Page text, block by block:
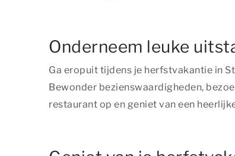
Onderneem leuke
Ga eropuit tijdens je herfstvakantie in
Bewonder bezienswaardigheden,
restaurant op en geniet van een